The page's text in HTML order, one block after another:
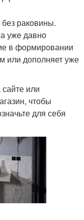
раковины.
уже давно
в формировании
или дополняет уже
или
чтобы
для себя